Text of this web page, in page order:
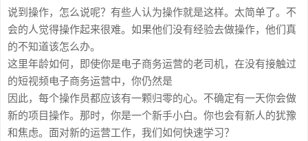
说到操作，怎么说呢？有些人认为操作就是这样。太简单了。不
会的人觉得操作起来很难。如果他们没有经验去做操作，他们真
的不知道该怎么办。
这里年龄如何，即使你是电子商务运营的老司机，在没有接触过
的短视频电子商务运营中，你仍然是
因此，每个操作员都应该有一颗归零的心。不确定有一天你会做
新的项目操作。那时，你是一个新手小白。你也会有新人的犹豫
和焦虑。面对新的运营工作，我们如何快速学习？